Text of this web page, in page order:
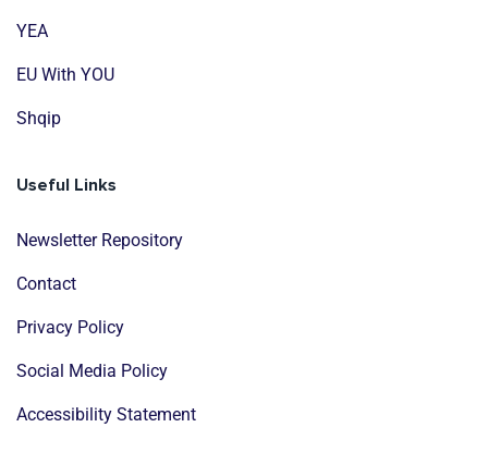
YEA
EU With YOU
Shqip
Useful Links
Newsletter Repository
Contact
Privacy Policy
Social Media Policy
Accessibility Statement